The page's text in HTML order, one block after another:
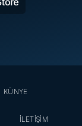
KÜNYE
İLETİŞİM